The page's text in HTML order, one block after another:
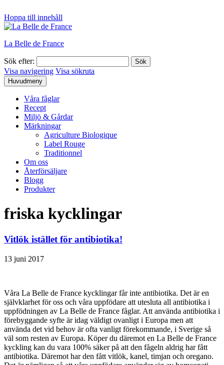
Hoppa till innehåll
La Belle de France
Sök efter:
Visa navigering Visa sökruta
Huvudmeny
Våra fåglar
Recept
Miljö & Gårdar
Märkningar
Agriculture Biologique
Label Rouge
Traditionnel
Om oss
Återförsäljare
Blogg
Produkter
friska kycklingar
Vitlök istället för antibiotika!
13 juni 2017
Våra La Belle de France kycklingar får inte antibiotika. Det är en
självklarhet för oss och våra uppfödare att utesluta all antibiotika i
uppfödningen av La Belle de France fåglar. Att använda antibiotika i
förebyggande syfte är idag väldigt ovanligt i Europa men att
använda det vid behov är ofta vanligt förekommande, i Sverige så
väl som resten av Europa. Köper du däremot en La Belle de France
kyckling kan du vara 100% säker på att den fågeln aldrig har fått
antibiotika. Däremot har den fått vitlök, kanel, timjan och oregano.